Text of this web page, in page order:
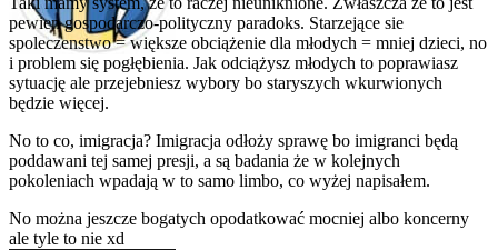
pewien gospodarczo-polityczny paradoks. Starzejące sie
spoleczenstwo = większe obciążenie dla młodych = mniej dzieci, no
i problem się pogłębienia. Jak odciążysz młodych to poprawiasz
sytuację ale przejebniesz wybory bo staryszych wkurwionych
będzie więcej.
No to co, imigracja? Imigracja odłoży sprawę bo imigranci będą
poddawani tej samej presji, a są badania że w kolejnych
pokoleniach wpadają w to samo limbo, co wyżej napisałem.
No można jeszcze bogatych opodatkować mocniej albo koncerny
ale tyle to nie xd